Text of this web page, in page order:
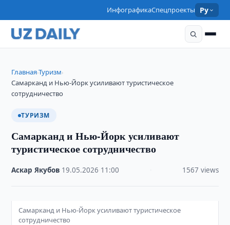
ИнфографикаСпецпроекты Ру
Главная›Туризм›
Самарканд и Нью-Йорк усиливают туристическое
сотрудничество
ТУРИЗМ
Самарканд и Нью-Йорк усиливают
туристическое сотрудничество
Аскар Якубов 19.05.2026 11:00 1567 views
Самарканд и Нью-Йорк усиливают туристическое
сотрудничество